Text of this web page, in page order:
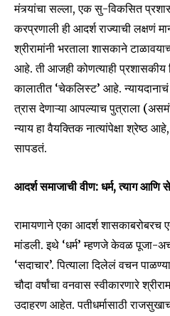
मंत्र्यांचा सल्ला, एक सु-विकसित
करप्रणाली ही आदर्श राज्याची लक्षणं
श्रीरामांनी भरताला शासकाने
आहे. ती आजही कोणत्याही प्रशासकीय
कालातीत ‘चेकलिस्ट’ आहे.
त्रास देणाऱ्या आपल्याच पुत्राला
न्याय हा वैयक्तिक नात्यांपेक्षा श्रेष्ठ
सापडतं.
आदर्श समाजाची वीण: धर्म, त्याग आणि
रामायणाने एका आदर्श शासकाबरोबरच
मांडली. इथे ‘धर्म’ म्हणजे केवळ पूजा-
‘सदाचार’. पित्याला दिलेलं वचन
चौदा वर्षांचा वनवास स्वीकारणारे
उदाहरण आहेत. पतीधर्मासाठी